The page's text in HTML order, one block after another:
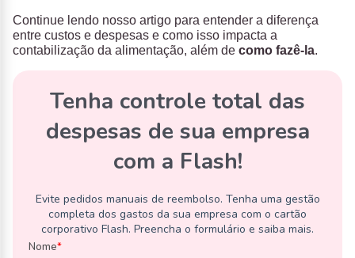
Continue lendo nosso artigo para entender a diferença
entre custos e despesas e como isso impacta a
contabilização da alimentação, além de como fazê-la.